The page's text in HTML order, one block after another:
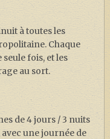
à toutes les
Chaque
fois, et les
au sort.
de 4 jours / 3 nuits
avec une journée de